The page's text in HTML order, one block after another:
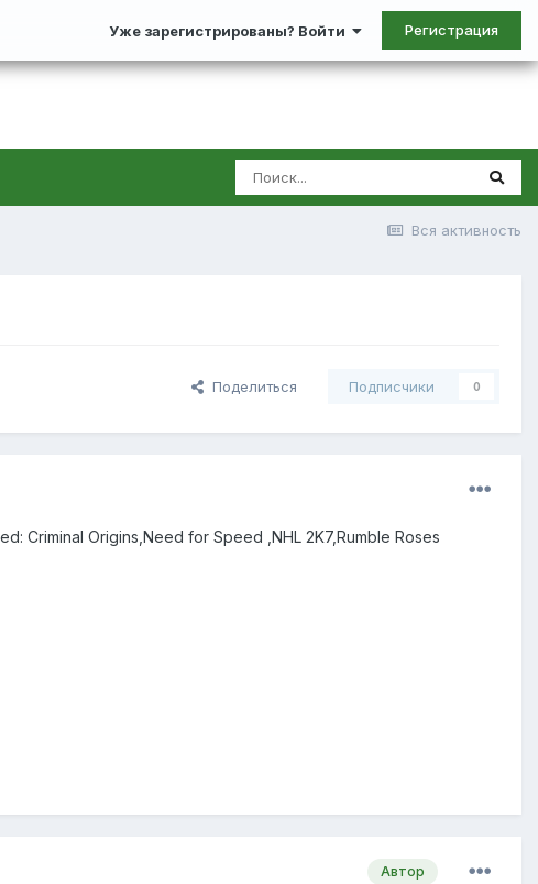
Уже зарегистрированы? Войти Регистрация
Вся активность
Поделиться Подписчики 0
Criminal Origins,Need for Speed ,NHL 2K7,Rumble Roses
Автор